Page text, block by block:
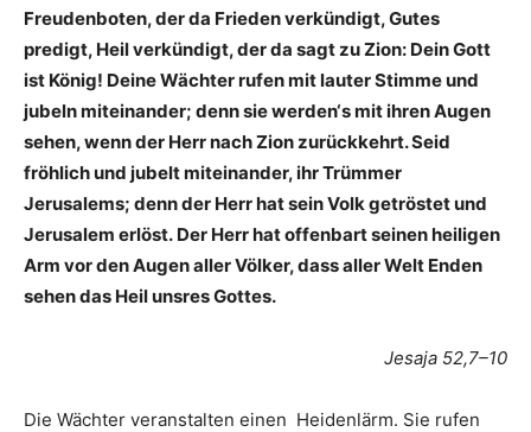
Freudenboten, der da Frieden verkündigt, Gutes
predigt, Heil verkündigt, der da sagt zu Zion: Dein Gott
ist König! Deine Wächter rufen mit lauter Stimme und
jubeln miteinander; denn sie werden‘s mit ihren Augen
sehen, wenn der Herr nach Zion zurückkehrt. Seid
fröhlich und jubelt miteinander, ihr Trümmer
Jerusalems; denn der Herr hat sein Volk getröstet und
Jerusalem erlöst. Der Herr hat offenbart seinen heiligen
Arm vor den Augen aller Völker, dass aller Welt Enden
sehen das Heil unsres Gottes.
Jesaja 52,7–10
Die Wächter veranstalten einen Heidenlärm. Sie rufen